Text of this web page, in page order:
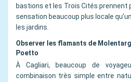
bastions et les Trois Cités prennent
sensation beaucoup plus locale
les jardins.
Observer les flamants de
Poetto
À Cagliari, beaucoup de
combinaison très simple entre